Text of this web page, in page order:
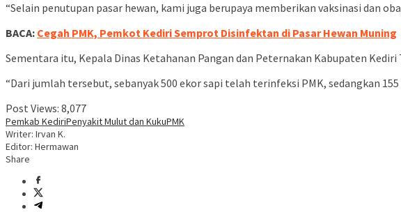
“Selain penutupan pasar hewan, kami juga berupaya memberikan vaksinasi dan
BACA: Cegah PMK, Pemkot Kediri Semprot Disinfektan di Pasar Hewan Muning
Sementara itu, Kepala Dinas Ketahanan Pangan dan Peternakan Kabupaten
“Dari jumlah tersebut, sebanyak 500 ekor sapi telah terinfeksi PMK, sedangkan
Post Views: 8,077
Pemkab KediriPenyakit Mulut dan KukuPMK
Writer: Irvan K.
Editor: Hermawan
Share